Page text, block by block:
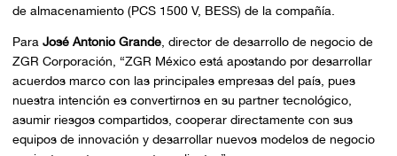
de almacenamiento (PCS 1500 V, BESS) de la compañía.
Para José Antonio Grande, director de desarrollo de negocio de
ZGR Corporación, “ZGR México está apostando por desarrollar
acuerdos marco con las principales empresas del país, pues
nuestra intención es convertirnos en su partner tecnológico,
asumir riesgos compartidos, cooperar directamente con sus
equipos de innovación y desarrollar nuevos modelos de negocio